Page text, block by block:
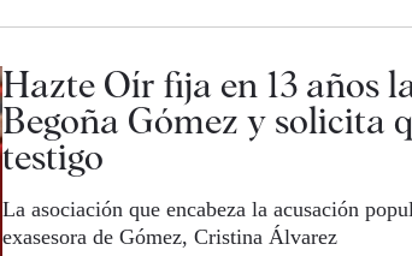
Hazte Oír fija en 13 años
Begoña Gómez y solicita
testigo
La asociación que encabeza la acusación
exasesora de Gómez, Cristina Álvarez